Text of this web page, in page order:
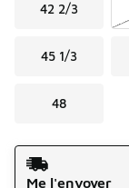
42 2/3
45 1/3
48
Mode d'expédition
Me l'envoyer